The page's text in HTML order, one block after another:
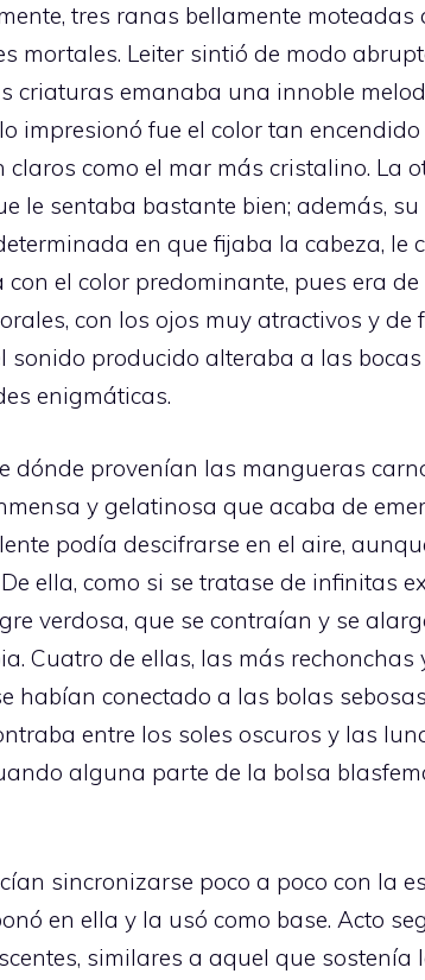
tres ranas bellamente
mortales. Leiter sintió de modo
criaturas emanaba una innoble
impresionó fue el color tan
como el mar más cristalino. La
le sentaba bastante bien; además,
en que fijaba la cabeza, le
el color predominante, pues era
con los ojos muy atractivos y
producido alteraba a las
enigmáticas.
provenían las mangueras
y gelatinosa que acaba de
podía descifrarse en el aire,
ella, como si se tratase de infinitas
verdosa, que se contraían y se
Cuatro de ellas, las más
habían conectado a las bolas
entre los soles oscuros y las
alguna parte de la bolsa
sincronizarse poco a poco con la
en ella y la usó como base. Acto
similares a aquel que sostenía